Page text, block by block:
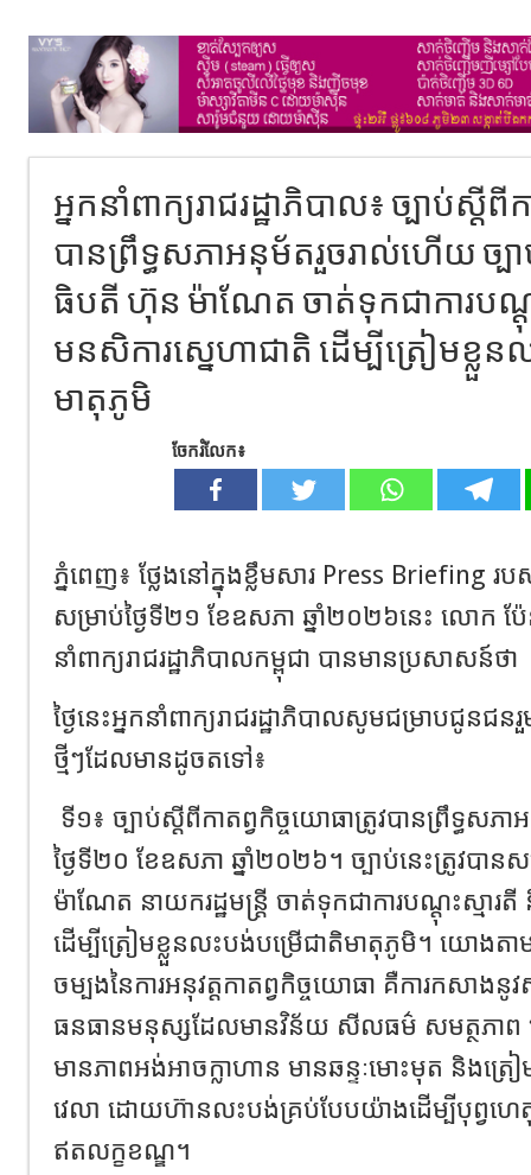
អ្នកនាំពាក្យ​រាជរដ្ឋាភិបាល​៖​ ច្បាប់ស្តីពី
បានព្រឹទ្ធសភាអនុម័តរួចរាល់ហើយ ច្បា
ធិបតី ហ៊ុន ម៉ាណែត ចាត់ទុកជាការបណ្
មនសិការស្នេហាជាតិ ដើម្បីត្រៀមខ្លួន
មាតុភូមិ
ចែករំលែក៖
ភ្នំពេញ​៖​ ថ្លែងនៅក្នុងខ្លឹមសារ Press Briefing រប
សម្រាប់ថ្ងៃទី២១ ខែឧសភា ឆ្នាំ២០២៦នេះ​ លោក​ ប៉
នាំពាក្យរាជរដ្ឋាភិបាលកម្ពុជា​ បានមានប្រសាសន៍ថា​
ថ្ងៃនេះអ្នកនាំពាក្យរាជរដ្ឋាភិបាលសូមជម្រាបជូនជ
ថ្មីៗដែលមានដូចតទៅ៖
ទី១៖ ច្បាប់ស្តីពីកាតព្វកិច្ចយោធាត្រូវបានព្រឹទ្ធស
ថ្ងៃទី២០ ខែឧសភា ឆ្នាំ២០២៦។ ច្បាប់នេះត្រូវបា
ម៉ាណែត នាយករដ្ឋមន្ត្រី ចាត់ទុកជាការបណ្តុះស្មារ
ដើម្បីត្រៀមខ្លួនលះបង់បម្រើជាតិមាតុភូមិ។ យោងត
ចម្បងនៃការអនុវត្តកាតព្វកិច្ចយោធា គឺការកសា
ធនធានមនុស្សដែលមានវិន័យ សីលធម៌ សមត្ថភាព
មានភាពអង់អាចក្លាហាន មានឆន្ទៈមោះមុត និងត្រ
វេលា ដោយហ៊ានលះបង់គ្រប់បែបយ៉ាងដើម្បីបុព្វហេ
ឥតលក្ខខណ្ឌ។